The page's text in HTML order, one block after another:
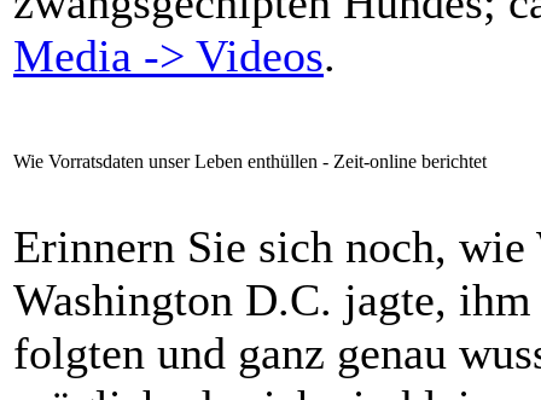
Media -> Videos.
Wie Vorratsdaten unser Leben enthüllen - Zeit-online berichtet
Erinnern Sie sich noch,
Washington D.C. jagte,
folgten und ganz genau